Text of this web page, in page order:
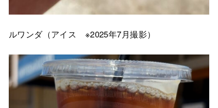
ルワンダ（アイス ※2025年7月撮影）